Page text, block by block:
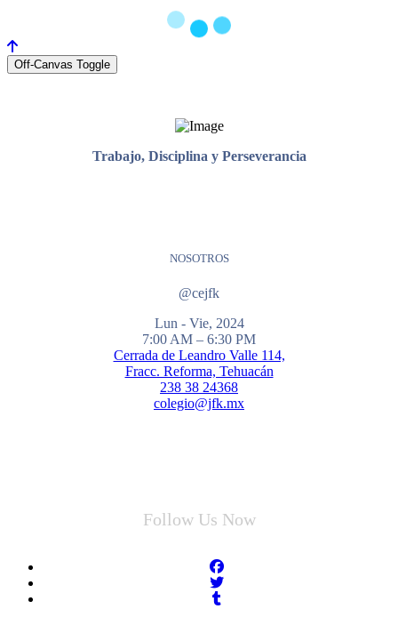
Off-Canvas Toggle
Trabajo, Disciplina y Perseverancia
NOSOTROS
@cejfk
Lun - Vie, 2024
7:00 AM – 6:30 PM
Cerrada de Leandro Valle 114,
Fracc. Reforma, Tehuacán
238 38 24368
colegio@jfk.mx
Follow Us Now